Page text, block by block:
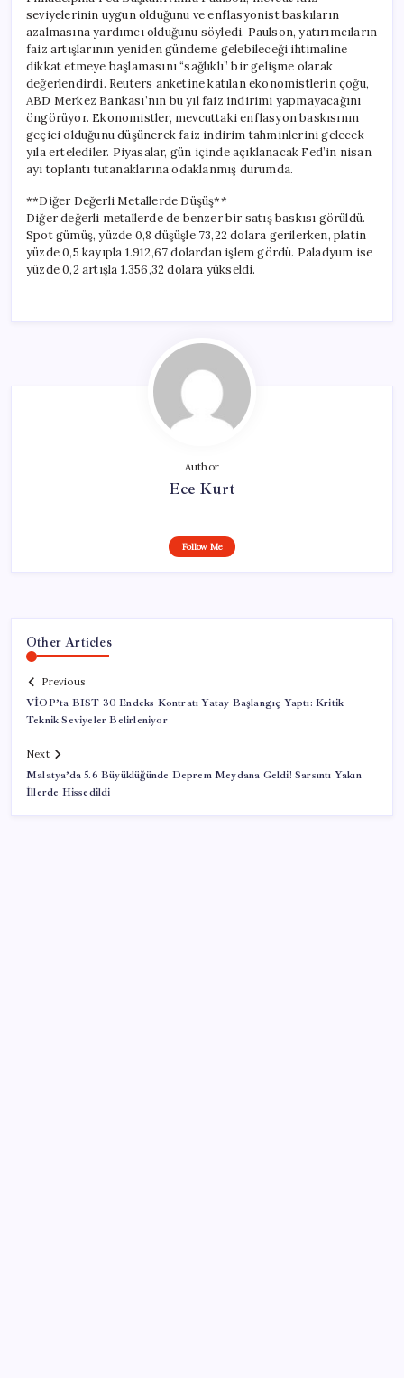
seviyelerinin uygun olduğunu ve enflasyonist baskıların
azalmasına yardımcı olduğunu söyledi. Paulson, yatırımcıların
faiz artışlarının yeniden gündeme gelebileceği ihtimaline
dikkat etmeye başlamasını “sağlıklı” bir gelişme olarak
değerlendirdi. Reuters anketine katılan ekonomistlerin çoğu,
ABD Merkez Bankası’nın bu yıl faiz indirimi yapmayacağını
öngörüyor. Ekonomistler, mevcuttaki enflasyon baskısının
geçici olduğunu düşünerek faiz indirim tahminlerini gelecek
yıla ertelediler. Piyasalar, gün içinde açıklanacak Fed’in nisan
ayı toplantı tutanaklarına odaklanmış durumda.
**Diğer Değerli Metallerde Düşüş**
Diğer değerli metallerde de benzer bir satış baskısı görüldü.
Spot gümüş, yüzde 0,8 düşüşle 73,22 dolara gerilerken, platin
yüzde 0,5 kayıpla 1.912,67 dolardan işlem gördü. Paladyum ise
yüzde 0,2 artışla 1.356,32 dolara yükseldi.
Author
Ece Kurt
Follow Me
Other Articles
Previous
VİOP’ta BIST 30 Endeks Kontratı Yatay Başlangıç Yaptı: Kritik
Teknik Seviyeler Belirleniyor
Next
Malatya’da 5.6 Büyüklüğünde Deprem Meydana Geldi! Sarsıntı Yakın
İllerde Hissedildi